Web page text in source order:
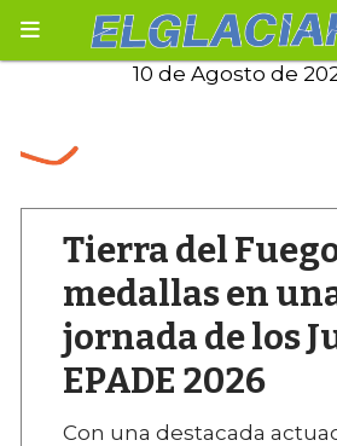
10 de Agosto de
Tierra del
medallas en
jornada de los
EPADE 2026
Con una destacada